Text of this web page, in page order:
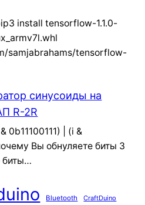
install tensorflow-1.1.0-
samjabrahams/tensorflow-
синусоиды на
R-2R
0b11100111) | (i &
Вы обнуляете биты 3
биты…
Bluetooth CraftDuino